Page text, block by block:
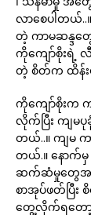
လာစေပါတယ်..
တဲ့ ကာမဆန္ဒ
ကိုကျော်စိုးရဲ့
တဲ့ စိတ်က ထိန်းမ
ကိုကျော်စိုးက
လိုက်ပြီး ကျမ
တယ်..။ ကျမ
တယ်.။ နောက်
ဆက်ဆံမှုတွေအက
စာအုပ်ဖတ်ပြီး
တွေ့လိုက်ရတော့